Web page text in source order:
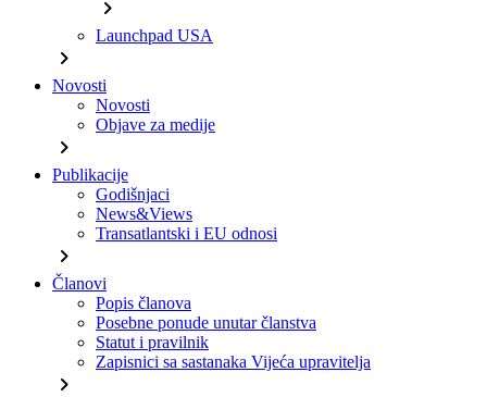
chevron_right
Launchpad USA
chevron_right
Novosti
Novosti
Objave za medije
chevron_right
Publikacije
Godišnjaci
News&Views
Transatlantski i EU odnosi
chevron_right
Članovi
Popis članova
Posebne ponude unutar članstva
Statut i pravilnik
Zapisnici sa sastanaka Vijeća upravitelja
chevron_right